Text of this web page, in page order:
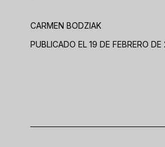
CARMEN BODZIAK
PUBLICADO EL 19 DE FEBRERO